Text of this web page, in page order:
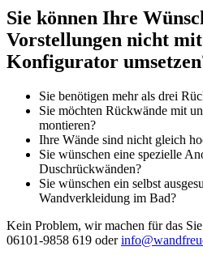
Sie können Ihre
Vorstellungen nicht
Konfigurator
Sie benötigen mehr als drei
Sie möchten Rückwände mit
montieren?
Ihre Wände sind nicht gleich
Sie wünschen eine spezielle
Duschrückwänden?
Sie wünschen ein selbst
Wandverkleidung im Bad?
Kein Problem, wir machen für das
06101-9858 619 oder